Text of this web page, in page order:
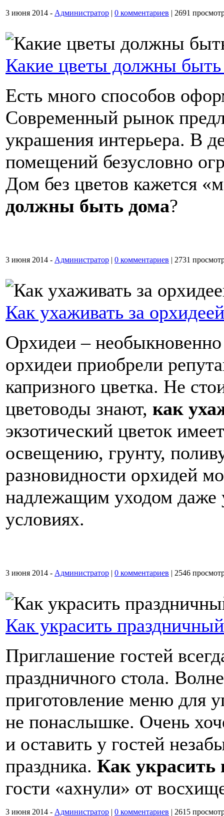
3 июня 2014 - Администратор | 0 комментариев | 2691
Какие цветы должны
Есть много способов
Современный рынок
украшения интерьера. В
помещений безусловно
Дом без цветов кажется
должны быть дома?
3 июня 2014 - Администратор | 0 комментариев | 2731
Как ухаживать за
Орхидеи –
орхидеи приобрели
капризного цветка. Не
цветоводы знают, как
экзотический цветок
освещению, грунту,
разновидности орхидей
надлежащим уходом
условиях.
3 июня 2014 - Администратор | 0 комментариев | 2546
Как украсить
Приглашение гостей
праздничного стола.
приготовление меню для
не понаслышке. Очень
и оставить у гостей
праздника. Как украсить
гости «ахнули» от
3 июня 2014 - Администратор | 0 комментариев | 2615